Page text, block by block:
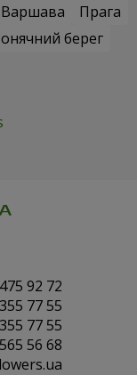
Варшава
Прага
берег
92 72
77 55
77 55
56 68